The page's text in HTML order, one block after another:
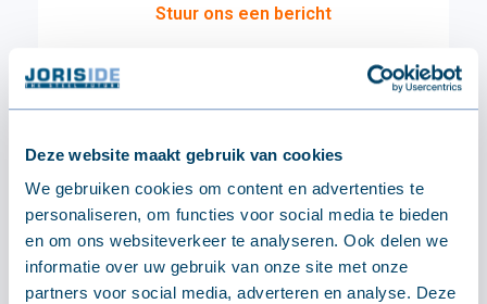
Deze website maakt gebruik van cookies
We gebruiken cookies om content en advertenties te
personaliseren, om functies voor social media te bieden
en om ons websiteverkeer te analyseren. Ook delen we
informatie over uw gebruik van onze site met onze
partners voor social media, adverteren en analyse. Deze
Stuur ons een bericht
Specificaties
TECHNISCH
Afmetingen
Dikte 0.6 mm